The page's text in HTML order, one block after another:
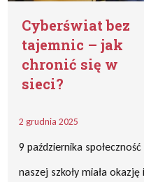
Cyberświat bez
tajemnic – jak
chronić się w
sieci?
2 grudnia 2025
9 października społeczność
naszej szkoły miała okazję i